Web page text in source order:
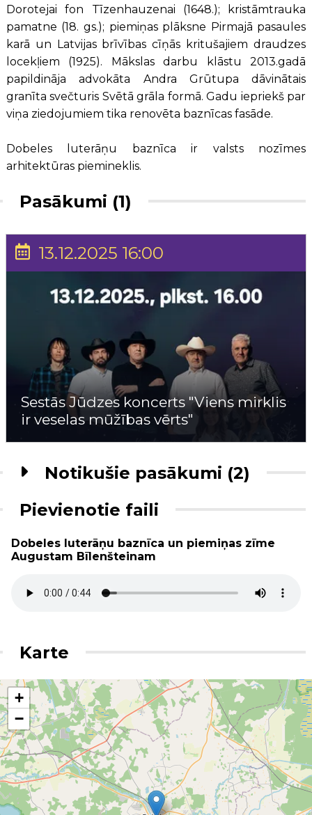
Dorotejai fon Tīzenhauzenai (1648.); kristāmtrauka
pamatne (18. gs.); piemiņas plāksne Pirmajā pasaules
karā un Latvijas brīvības cīņās kritušajiem draudzes
locekļiem (1925). Mākslas darbu klāstu 2013.gadā
papildināja advokāta Andra Grūtupa dāvinātais
granīta svečturis Svētā grāla formā. Gadu iepriekš par
viņa ziedojumiem tika renovēta baznīcas fasāde.
Dobeles luterāņu baznīca ir valsts nozīmes
arhitektūras piemineklis.
Pasākumi (1)
13.12.2025 16:00
Sestās Jūdzes koncerts "Viens mirklis
ir veselas mūžības vērts"
Notikušie pasākumi (2)
Pievienotie faili
Dobeles luterāņu baznīca un piemiņas zīme
Augustam Bīlenšteinam
Karte
+
−